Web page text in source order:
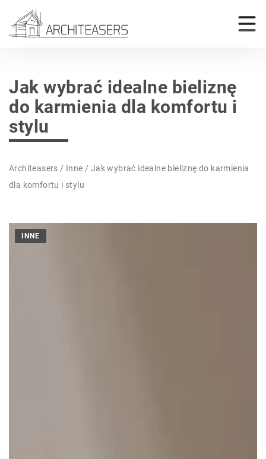
Jak wybrać idealne bieliznę
do karmienia dla komfortu i
stylu
Architeasers / Inne / Jak wybrać idealne bieliznę do karmienia
dla komfortu i stylu
INNE